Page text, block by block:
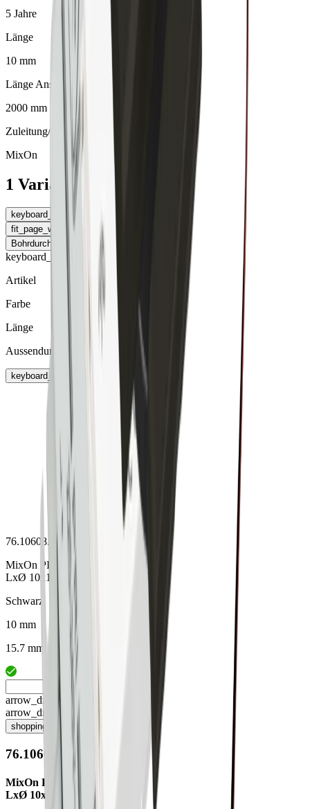
5 Jahre
Länge
10 mm
Länge Anschlussleitung
2000 mm
Zuleitung/Stecksystem
MixOn
1 Varianten
keyboard_arrow_left
fit_page_width Tabelle erweitern
Bohrdurchmesser
keyboard_arrow_right
keyboard_arrow_right
Artikel
Farbe
Länge
Aussendurchmesser
keyboard_arrow_right
76.10608.29
MixOn PIR-Sensor schwarz
LxØ 10x13mm, Leitung 2m
Schwarz
10 mm
15.7 mm
arrow_drop_up
arrow_drop_down
shopping_cart
76.10608.29
MixOn PIR-Sensor schwarz
LxØ 10x13mm, Leitung 2m